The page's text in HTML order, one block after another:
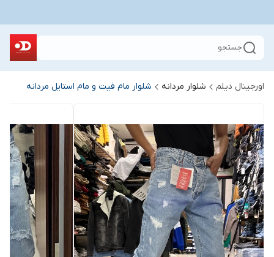
جستجو
اورجینال دیلم شلوار مردانه شلوار مام فیت و مام استایل مردانه